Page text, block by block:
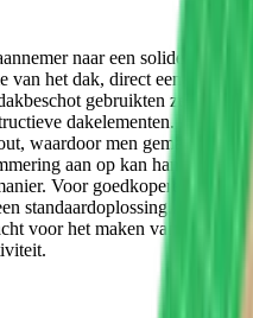
naar een solide en
van het dak, direct een
gebruikten ze
dakelementen. Deze
waardoor men gemakkelijk
aan op kan hangen.
Voor goedkopere
standaardoplossing. Vaak
voor het maken van een